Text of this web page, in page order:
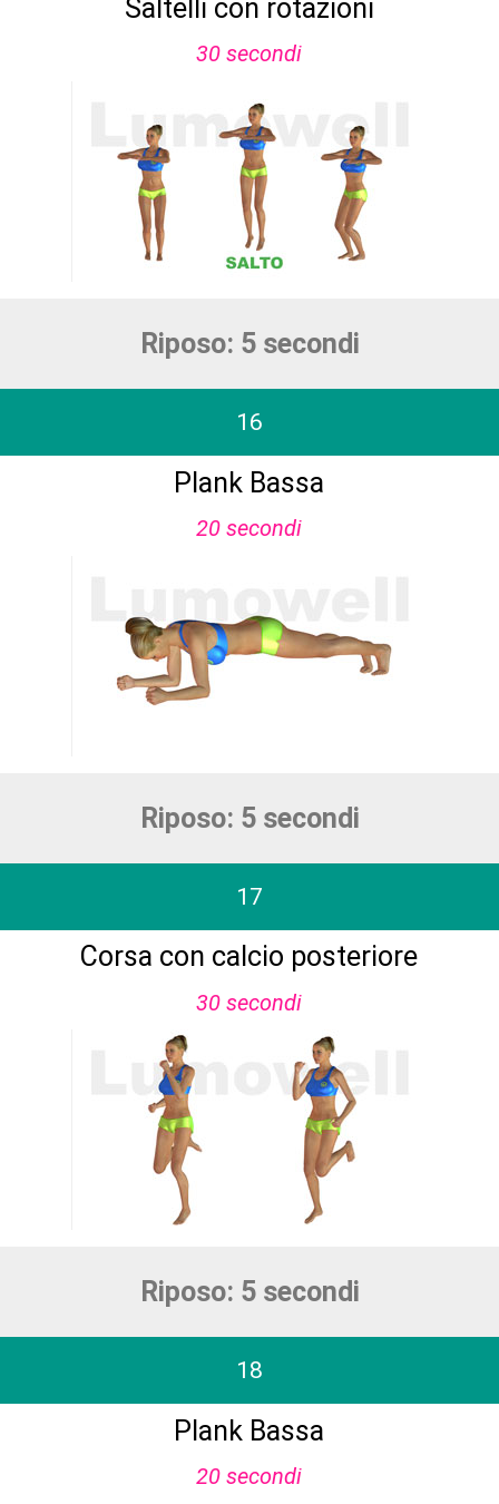
Saltelli con rotazioni
30 secondi
Riposo: 5 secondi
16
Plank Bassa
20 secondi
Riposo: 5 secondi
17
Corsa con calcio posteriore
30 secondi
Riposo: 5 secondi
18
Plank Bassa
20 secondi